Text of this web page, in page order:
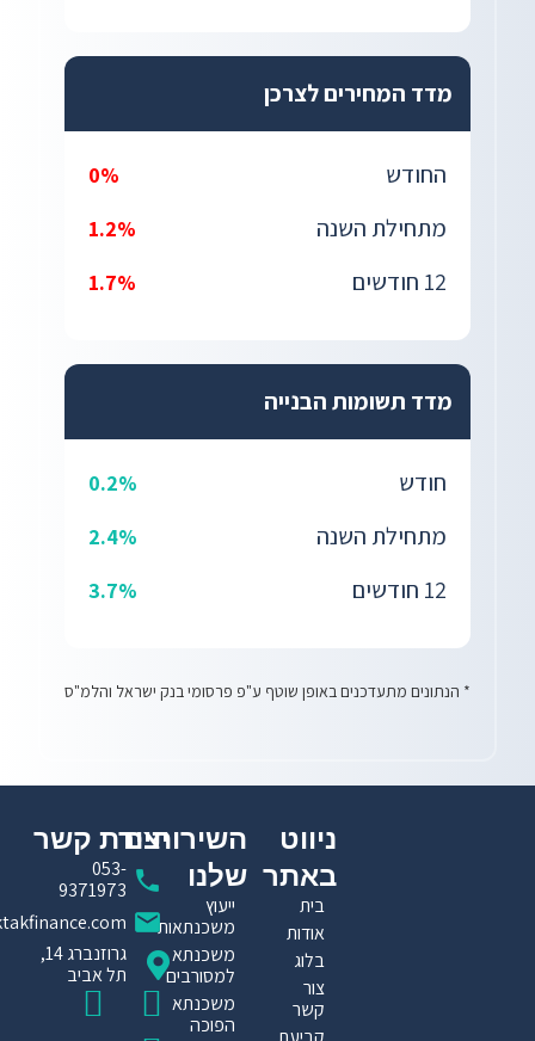
מדד המחירים לצרכן
החודש 0%
מתחילת השנה 1.2%
12 חודשים 1.7%
מדד תשומות הבנייה
חודש 0.2%
מתחילת השנה 2.4%
12 חודשים 3.7%
* הנתונים מתעדכנים באופן שוטף ע"פ פרסומי בנק ישראל והלמ"ס
ניווט
באתר
בית
אודות
בלוג
צור
קשר
השירותים
שלנו
ייעוץ
משכנתאות
משכנתא
למסורבים
משכנתא
הפוכה
יצירת קשר​
053-
9371973
גרוזנברג 14,
תל אביב
F
I T